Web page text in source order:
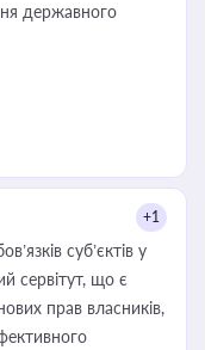
державного
+1
суб’єктів у
сервітут, що є
прав власників,